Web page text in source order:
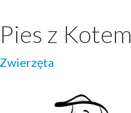
Pies z Kotem
Zwierzęta